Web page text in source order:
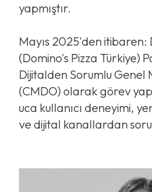
yapmıştır.
Mayıs 2025'den itibaren:
(Domino's Pizza Türkiye)
Dijitalden Sorumlu Genel
(CMDO) olarak görev
uca kullanıcı deneyimi,
ve dijital kanallardan